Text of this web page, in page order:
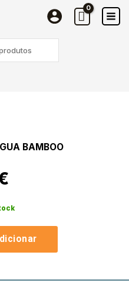
BAMBOO